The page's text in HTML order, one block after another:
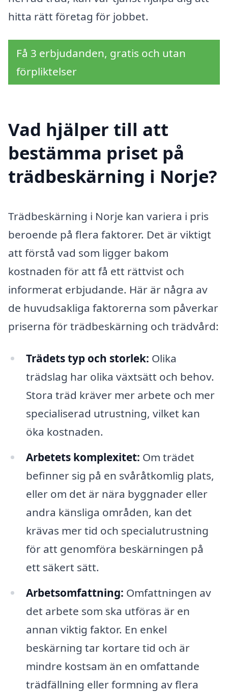
hitta rätt företag för jobbet.
Få 3 erbjudanden, gratis och utan
förpliktelser
Vad hjälper till att
bestämma priset på
trädbeskärning i Norje?
Trädbeskärning i Norje kan variera i pris
beroende på flera faktorer. Det är viktigt
att förstå vad som ligger bakom
kostnaden för att få ett rättvist och
informerat erbjudande. Här är några av
de huvudsakliga faktorerna som påverkar
priserna för trädbeskärning och trädvård:
Trädets typ och storlek: Olika
trädslag har olika växtsätt och behov.
Stora träd kräver mer arbete och mer
specialiserad utrustning, vilket kan
öka kostnaden.
Arbetets komplexitet: Om trädet
befinner sig på en svåråtkomlig plats,
eller om det är nära byggnader eller
andra känsliga områden, kan det
krävas mer tid och specialutrustning
för att genomföra beskärningen på
ett säkert sätt.
Arbetsomfattning: Omfattningen av
det arbete som ska utföras är en
annan viktig faktor. En enkel
beskärning tar kortare tid och är
mindre kostsam än en omfattande
trädfällning eller formning av flera